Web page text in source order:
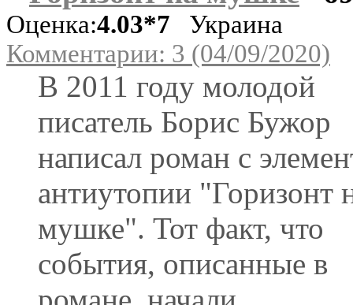
Оценка:4.03*7 Украина
Комментарии: 3 (04/09/2020)
В 2011 году молодой
писатель Борис Бужор
написал роман с
антиутопии "Горизонт
мушке". Тот факт, что
события, описанные в